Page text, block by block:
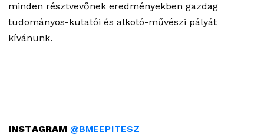
minden résztvevőnek eredményekben gazdag
tudományos-kutatói és alkotó-művészi pályát
kívánunk.
INSTAGRAM @BMEEPITESZ